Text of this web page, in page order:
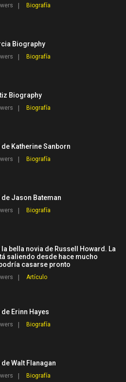
Biografía
Biography
Biografía
Biography
Biografía
Katherine Sanborn
Biografía
Jason Bateman
Biografía
la bella novia de Russell Howard. La
saliendo desde hace mucho
casarse pronto
Artículo
Erinn Hayes
Biografía
Walt Flanagan
Biografía